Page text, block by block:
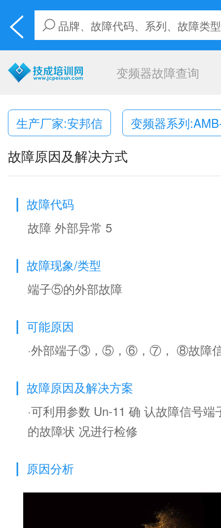
变频器故障查询
生产厂家:安邦信 变频器系列
故障原因及解决方式
| 故障代码
故障 外部异常 5
| 故障现象/类型
端子⑤的外部故障
| 可能原因
·外部端子③，⑤，⑥，⑦， ⑧故障
| 故障原因及解决方案
·可利用参数 Un-11 确 认故障信号端
的故障状 况进行检修
| 原因分析